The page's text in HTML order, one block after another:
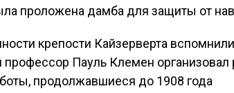
проложена дамба для защиты от
крепости Кайзерверта
профессор Пауль Клемен организовал
продолжавшиеся до 1908 года